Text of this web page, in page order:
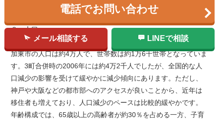
楽しむことができます。
３．人口
加東市の人口は約4万人で、世帯数は約1万6千世帯となっていま
す。3町合併時の2006年には約4万2千人でしたが、全国的な人
口減少の影響を受けて緩やかに減少傾向にあります。ただし、
神戸や大阪などの都市部へのアクセスが良いことから、近年は
移住者も増えており、人口減少のペースは比較的緩やかです。
年齢構成では、65歳以上の高齢者が約30％を占める一方、子育
電話でお問い合わせ
メール相談する LINEで相談